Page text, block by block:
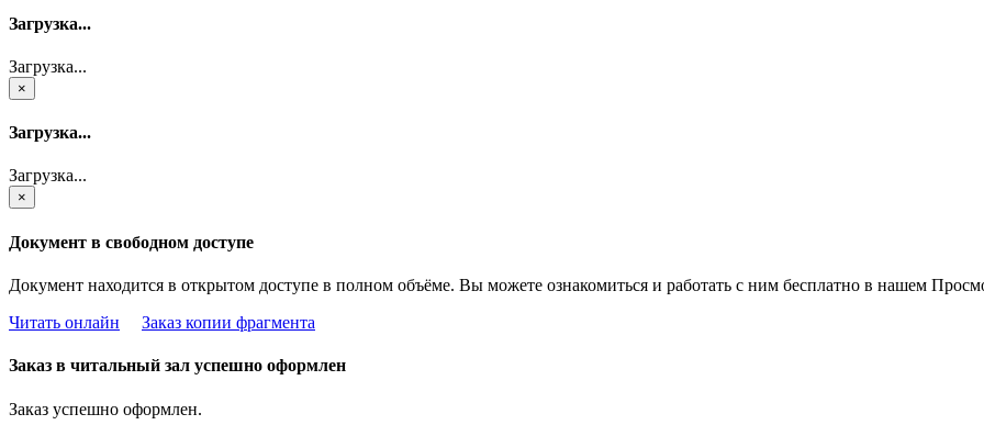
Загрузка...
Загрузка...
×
Загрузка...
Загрузка...
×
Документ в свободном доступе
Документ находится в открытом доступе в полном объёме. Вы можете ознакомиться и работать с ним бесплатно в нашем
Читать онлайн
Заказ копии фрагмента
Заказ в читальный зал успешно оформлен
Заказ успешно оформлен.